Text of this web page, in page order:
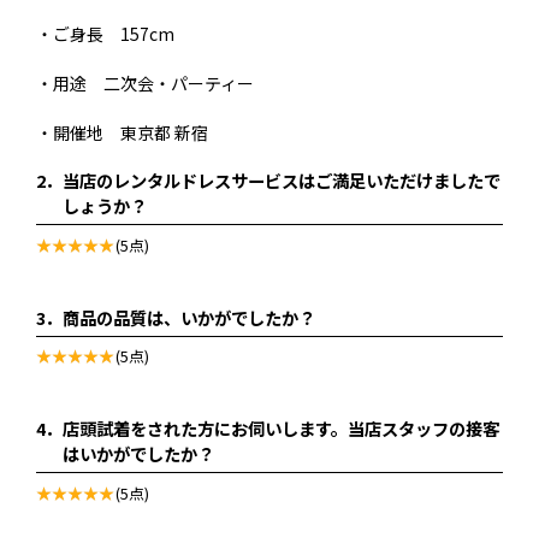
・ご身長 157cm
・用途 二次会・パーティー
・開催地 東京都 新宿
2． 当店のレンタルドレスサービスはご満足いただけましたで
しょうか？
(5点)
3． 商品の品質は、いかがでしたか？
(5点)
4． 店頭試着をされた方にお伺いします。当店スタッフの接客
はいかがでしたか？
(5点)